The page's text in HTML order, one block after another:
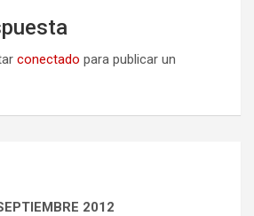
conectado para publicar un
2012